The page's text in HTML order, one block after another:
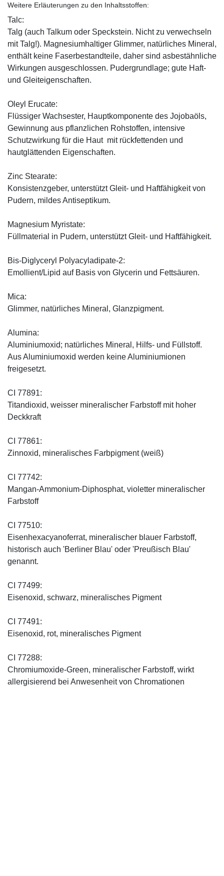
Weitere Erläuterungen zu den Inhaltsstoffen:
Talc:
Talg (auch Talkum oder Speckstein. Nicht zu verwechseln
mit Talg!). Magnesiumhaltiger Glimmer, natürliches Mineral,
enthält keine Faserbestandteile, daher sind asbestähnliche
Wirkungen ausgeschlossen. Pudergrundlage; gute Haft-
und Gleiteigenschaften.
Oleyl Erucate:
Flüssiger Wachsester, Hauptkomponente des Jojobaöls,
Gewinnung aus pflanzlichen Rohstoffen, intensive
Schutzwirkung für die Haut mit rückfettenden und
hautglättenden Eigenschaften.
Zinc Stearate:
Konsistenzgeber, unterstützt Gleit- und Haftfähigkeit von
Pudern, mildes Antiseptikum.
Magnesium Myristate:
Füllmaterial in Pudern, unterstützt Gleit- und Haftfähigkeit.
Bis-Diglyceryl Polyacyladipate-2:
Emollient/Lipid auf Basis von Glycerin und Fettsäuren.
Mica:
Glimmer, natürliches Mineral, Glanzpigment.
Alumina:
Aluminiumoxid; natürliches Mineral, Hilfs- und Füllstoff.
Aus Aluminiumoxid werden keine Aluminiumionen
freigesetzt.
CI 77891:
Titandioxid, weisser mineralischer Farbstoff mit hoher
Deckkraft
CI 77861:
Zinnoxid, mineralisches Farbpigment (weiß)
CI 77742:
Mangan-Ammonium-Diphosphat, violetter mineralischer
Farbstoff
CI 77510:
Eisenhexacyanoferrat, mineralischer blauer Farbstoff,
historisch auch 'Berliner Blau' oder 'Preußisch Blau'
genannt.
CI 77499:
Eisenoxid, schwarz, mineralisches Pigment
CI 77491:
Eisenoxid, rot, mineralisches Pigment
CI 77288:
Chromiumoxide-Green, mineralischer ­Farbstoff, wirkt
allergisierend bei Anwesenheit von Chromationen